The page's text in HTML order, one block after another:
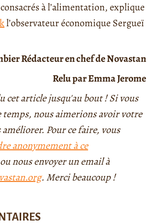
à l’alimentation, explique
l’observateur économique Sergueï
Rédacteur en chef de Novastan
Relu par Emma Jerome
cet article jusqu'au bout ! Si vous
temps, nous aimerions avoir votre
Pour ce faire, vous
anonymement à ce
nous envoyer un email à
. Merci beaucoup !